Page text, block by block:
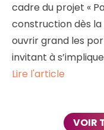
cadre du projet «
construction dès
ouvrir grand les
invitant à
Lire l'article
VOIR